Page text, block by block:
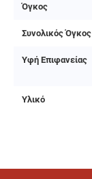
Όγκος
Συνολικός Όγκος
Υφή Επιφανείας
Υλικό